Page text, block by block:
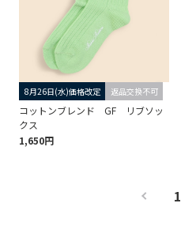
8月26日(水)価格改定 返品交換不可
コットンブレンド GF リブソッ
クス
1,650円
1